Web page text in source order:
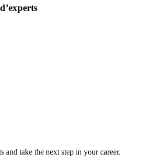
and take the next step in your career.